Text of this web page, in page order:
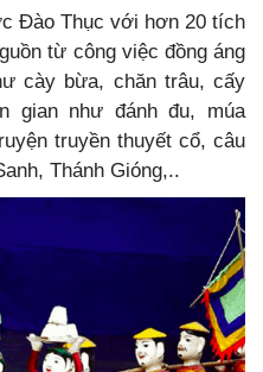
Đào Thục với hơn 20 tích
từ công việc đồng áng
cày bừa, chăn trâu, cấy
gian như đánh đu, múa
truyền thuyết cổ, câu
Thánh Gióng,..